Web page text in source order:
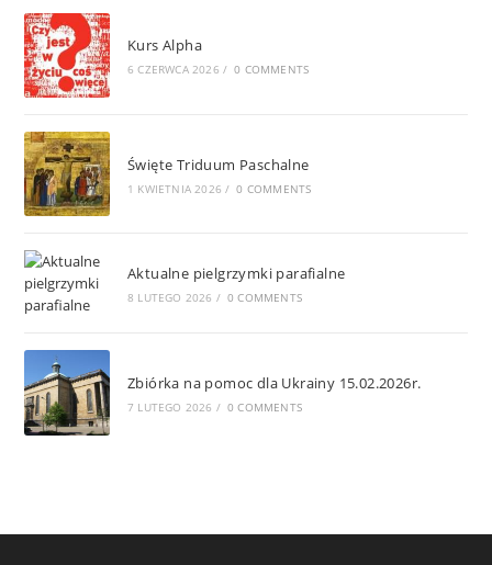
Kurs Alpha
6 CZERWCA 2026 / 0 COMMENTS
Święte Triduum Paschalne
1 KWIETNIA 2026 / 0 COMMENTS
Aktualne pielgrzymki parafialne
8 LUTEGO 2026 / 0 COMMENTS
Zbiórka na pomoc dla Ukrainy 15.02.2026r.
7 LUTEGO 2026 / 0 COMMENTS